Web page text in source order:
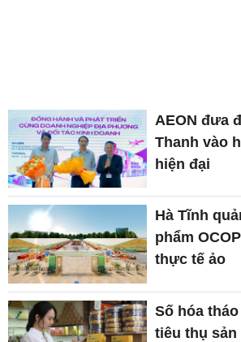
AEON đưa
Thanh vào
hiện đại
Hà Tĩnh
phẩm
thực tế ảo
Số hóa
tiêu thụ sản